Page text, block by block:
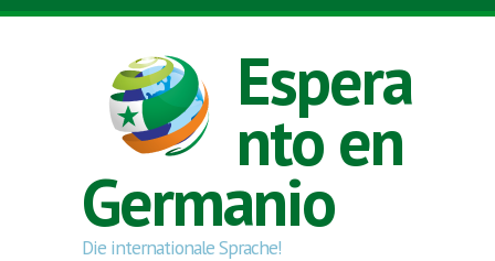
Skip to main content
Espera
nto en
Germanio
Die internationale Sprache!